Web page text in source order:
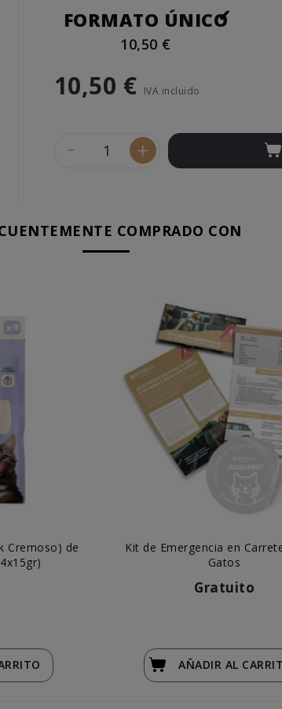
FORMATO ÚNICO
10,50 €
10,50 € IVA incluido
- +
COMPRADO CON
Cremoso) de
Kit de Emergencia en
Gatos
Gratuito
AÑADIR AL